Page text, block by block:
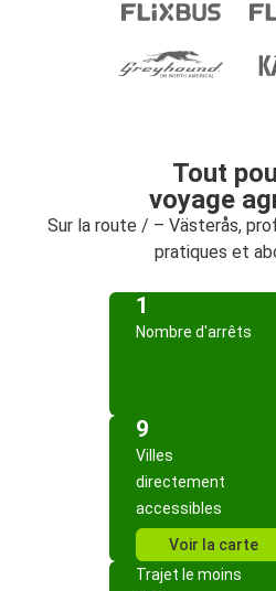
Tout
voyage
Sur la route / – Västerås,
pratiques et
1
Nombre d'arrêts
9
Villes
directement
accessibles
Voir la carte
Trajet le moins